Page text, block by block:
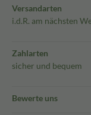
Versandarten
i.d.R. am nächsten
Zahlarten
sicher und bequem
Bewerte uns